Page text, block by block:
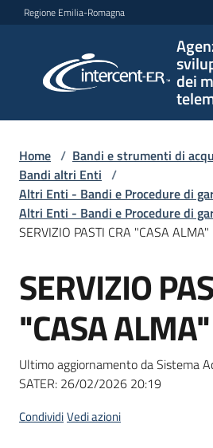
Vai al contenuto
Vai alla navigazione
Vai al footer
Regione Emilia-Romagna
dei
per lo
sviluppo
telematici
L'Agenzia
Bandi
strumenti
acquisto
Home / Bandi e strumenti di
Bandi altri Enti /
Altri Enti - Bandi e Procedure di
Altri Enti - Bandi e Procedure di
SERVIZIO PASTI CRA "CASA ALMA"
Salta al contenuto
SERVIZIO
"CASA ALMA"
Ultimo aggiornamento da Sistema
SATER: 26/02/2026 20:19
CondividiVedi azioni